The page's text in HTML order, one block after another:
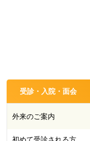
受診・入院・面会
外来のご案内